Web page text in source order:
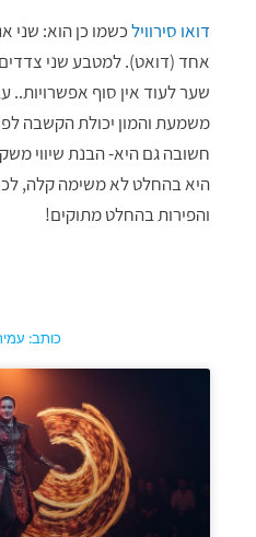
דואו סירווילכשמו כן הוא: שני
אחד (דואט). למטבע שני צדדים
שער לעוד אין סוף אפשרויות..
משמעת והמון יכולת הקשבה
חשובה גם היא- הבנת שיווי
היא בהחלט לא משימה קלה, לכן
והפירות בהחלט מתוקים!
כותב: